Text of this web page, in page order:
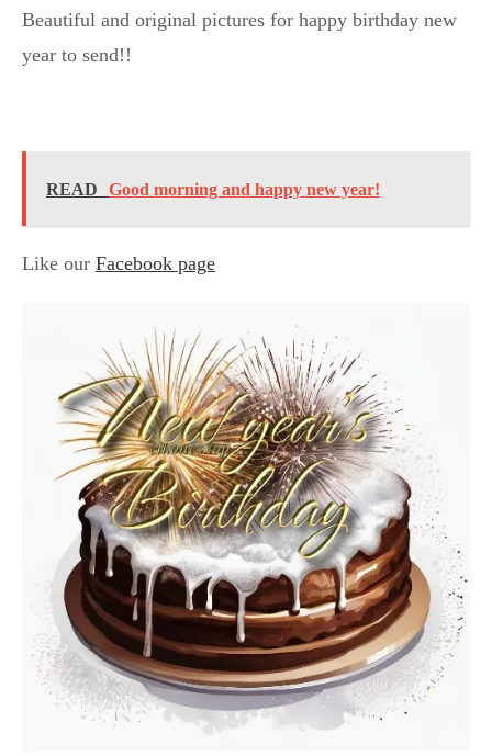
Beautiful and original pictures for happy birthday new
year to send!!
READ Good morning and happy new year!
Like our Facebook page